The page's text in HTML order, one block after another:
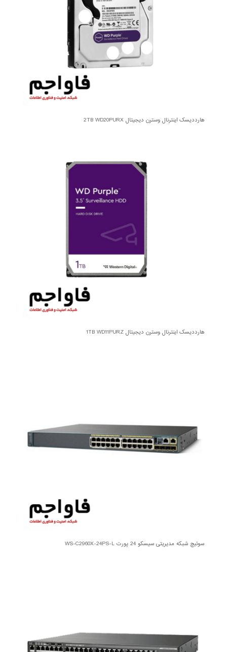
هارددیسک اینترنال وسترن دیجیتال 2TB WD20PURX
هارددیسک اینترنال وسترن دیجیتال 1TB WD11PURZ
سوئیچ شبکه مدیریتی سیسکو 24 پورت WS-C2960X-24PS-L